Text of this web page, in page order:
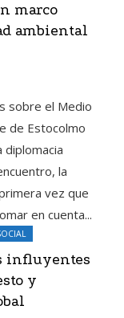
marco
ambiental
sobre el Medio
de Estocolmo
la
vez que
en cuenta...
influyentes
y